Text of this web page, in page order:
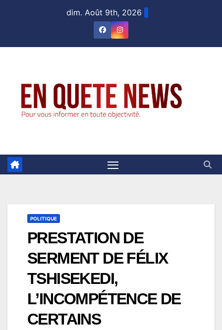
dim. Août 9th, 2026
POLITIQUE
PRESTATION DE
SERMENT DE FÉLIX
TSHISEKEDI,
L’INCOMPÉTENCE DE
CERTAINS